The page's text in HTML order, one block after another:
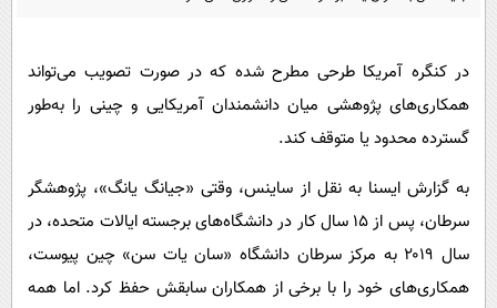
سلامت
فرهنگی
بین الملل
پیامک
در کنگره آمریکا طرحی مطرح شده که در صورت تصویب می‌تواند
همکاری‌های پژوهشی میان دانشمندان آمریکایی و چینی را به‌طور
گسترده محدود یا متوقف کند.
به گزارش ایسنا به نقل از ساینس، وقتی «جیانگ یانگ»، پژوهشگر
سرطان، پس از ۱۵ سال کار در دانشگاه‌های برجسته ایالات متحده، در
سال ۲۰۱۹ به مرکز سرطان دانشگاه «سان یات سن» چین پیوست،
همکاری‌های خود را با برخی از همکاران سابقش حفظ کرد. اما همه